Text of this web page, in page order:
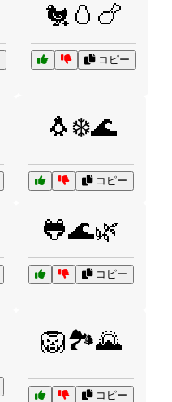
🐔🥚🍗
コピー
🐧❄️🌊
コピー
🐸🌊🌿
コピー
🦁🏞️🌄
コピー